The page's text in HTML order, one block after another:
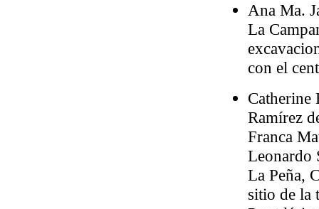
Ana Ma.
La
con el
Catherine
Ramírez
Franca
Leonardo
La Peña,
sitio de la